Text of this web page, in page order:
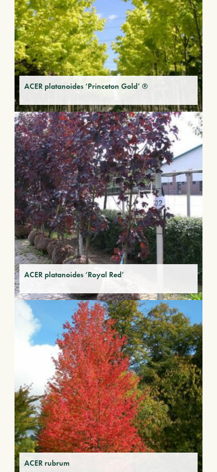
ACER platanoides ‘Princeton Gold’ ®
ACER platanoides ‘Royal Red’
ACER rubrum